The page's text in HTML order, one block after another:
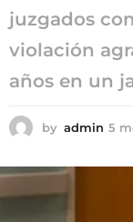
juzgados
violación
años en un
by admin 5